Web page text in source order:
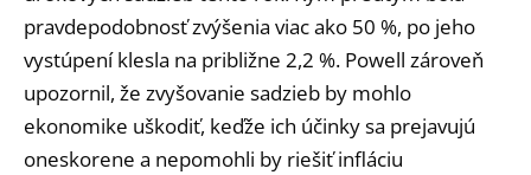
pravdepodobnosť zvýšenia viac ako 50 %, po jeho
vystúpení klesla na približne 2,2 %. Powell zároveň
upozornil, že zvyšovanie sadzieb by mohlo
ekonomike uškodiť, keďže ich účinky sa prejavujú
oneskorene a nepomohli by riešiť infláciu